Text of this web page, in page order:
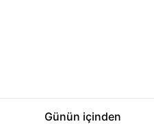
Günün içinden